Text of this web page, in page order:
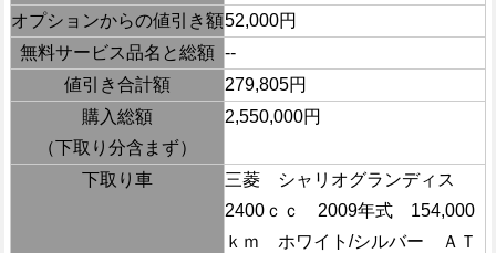
オプションからの値引き額52,000円
無料サービス品名と総額 --
値引き合計額
279,805円
購入総額
（下取り分含まず）
2,550,000円
下取り車
三菱 シャリオグランディス
2400ｃｃ 2009年式 154,000
ｋｍ ホワイト/シルバー ＡＴ